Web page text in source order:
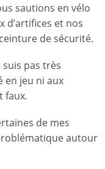
sautions en vélo
d’artifices et nos
de sécurité.
pas très
en jeu ni aux
faux.
de mes
autour